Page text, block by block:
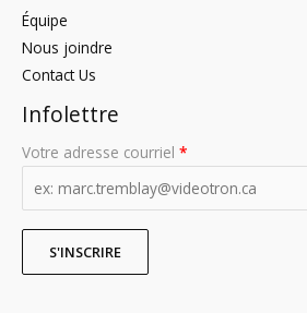
Équipe
Nous joindre
Contact Us
Infolettre
Votre adresse courriel *